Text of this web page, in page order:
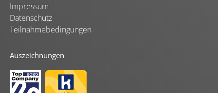
Impressum
Datenschutz
Teilnahmebedingungen
Auszeichnungen